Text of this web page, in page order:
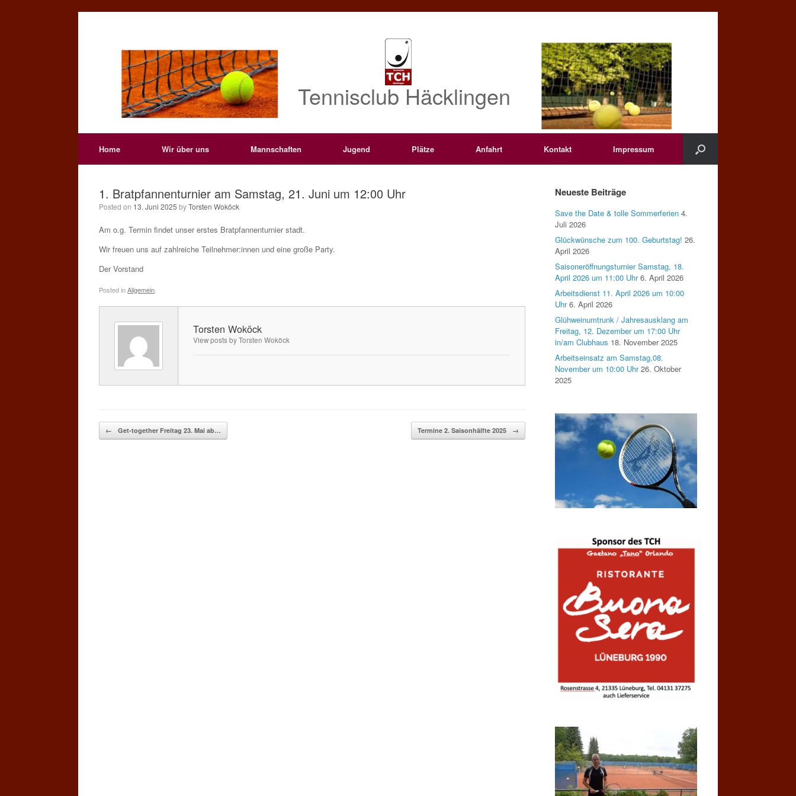
Tennisclub Häcklingen
Home Wir über uns Mannschaften Jugend Plätze Anfahrt Kontakt Impressum
1. Bratpfannenturnier am Samstag, 21. Juni um 12:00 Uhr
Posted on 13. Juni 2025 byTorsten Woköck
Am o.g. Termin findet unser erstes Bratpfannenturnier stadt.
Wir freuen uns auf zahlreiche Teilnehmer:innen und eine große Party.
Der Vorstand
Posted inAllgemein
Torsten Woköck
View posts by Torsten Woköck
Post navigation
← Get-together Freitag 23. Mai ab… Termine 2. Saisonhälfte 2025 →
Neueste Beiträge
Save the Date & tolle Sommerferien 4.
Juli 2026
Glückwünsche zum 100. Geburtstag! 26.
April 2026
Saisoneröffnungsturnier Samstag, 18.
April 2026 um 11:00 Uhr 6. April 2026
Arbeitsdienst 11. April 2026 um 10:00
Uhr 6. April 2026
Glühweinumtrunk / Jahresausklang am
Freitag, 12. Dezember um 17:00 Uhr
in/am Clubhaus 18. November 2025
Arbeitseinsatz am Samstag,08.
November um 10:00 Uhr 26. Oktober
2025